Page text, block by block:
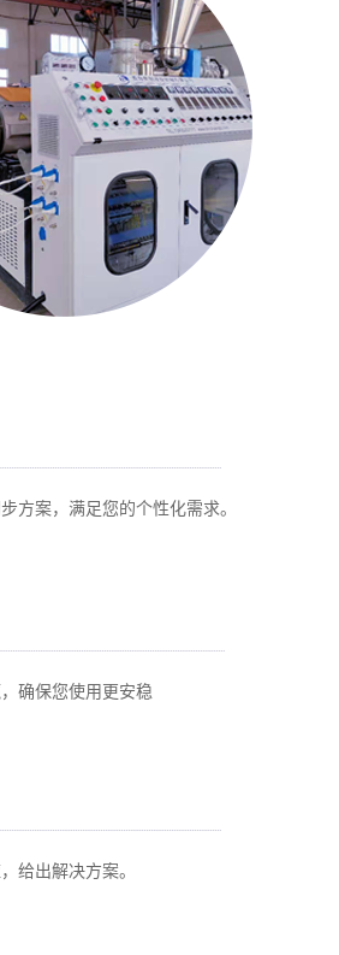
方案，满足您的个性化需求。
确保您使用更安稳
给出解决方案。